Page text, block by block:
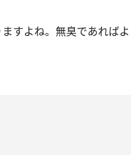
すよね。無臭であればよ